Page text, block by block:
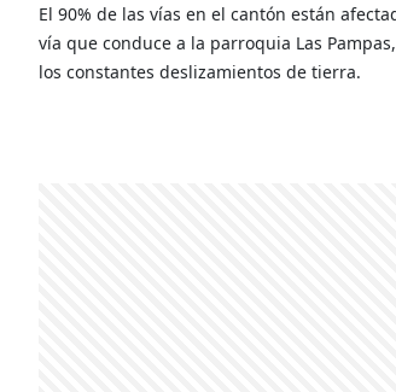
El 90% de las vías en el cantón están
vía que conduce a la parroquia Las
los constantes deslizamientos de tierra.